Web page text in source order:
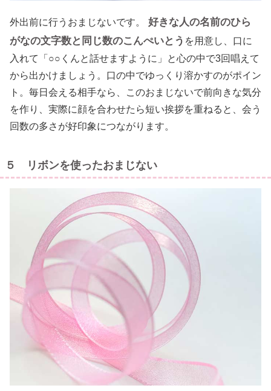
外出前に行うおまじないです。
好きな人の名前のひら
がなの文字数と同じ数のこんぺいとう を用意し、口に
入れて「○○くんと話せますように」と心の中で3回唱えて
から出かけましょう。口の中でゆっくり溶かすのがポイン
ト。毎日会える相手なら、このおまじないで前向きな気分
を作り、実際に顔を合わせたら短い挨拶を重ねると、会う
回数の多さが好印象につながります。
５ リボンを使ったおまじない